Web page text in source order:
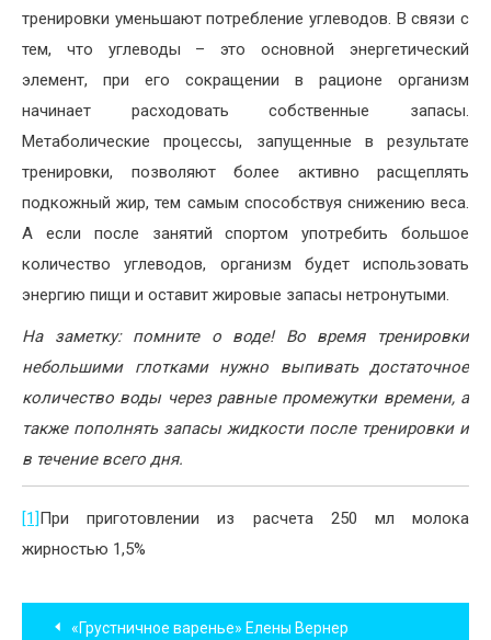
тренировки уменьшают потребление углеводов. В связи с
тем, что углеводы – это основной энергетический
элемент, при его сокращении в рационе организм
начинает расходовать собственные запасы.
Метаболические процессы, запущенные в результате
тренировки, позволяют более активно расщеплять
подкожный жир, тем самым способствуя снижению веса.
А если после занятий спортом употребить большое
количество углеводов, организм будет использовать
энергию пищи и оставит жировые запасы нетронутыми.
На заметку: помните о воде! Во время тренировки
небольшими глотками нужно выпивать достаточное
количество воды через равные промежутки времени, а
также пополнять запасы жидкости после тренировки и
в течение всего дня.
[1]При приготовлении из расчета 250 мл молока
жирностью 1,5%
Навигация
«Грустничное варенье» Елены Вернер